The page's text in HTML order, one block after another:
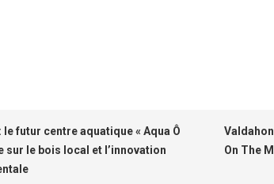
le futur centre aquatique « Aqua Ô
sur le bois local et l’innovation
On The